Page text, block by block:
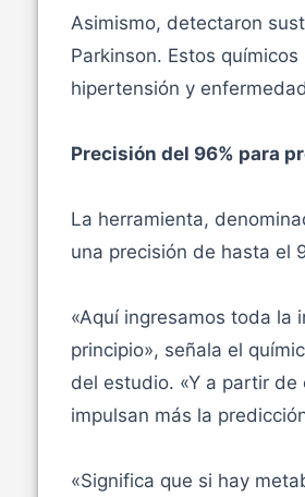
Asimismo, detectaron
Parkinson. Estos
hipertensión y
Precisión del 96% para
La herramienta,
una precisión de hasta el
«Aquí ingresamos toda la
principio», señala el
del estudio. «Y a partir
impulsan más la
«Significa que si hay